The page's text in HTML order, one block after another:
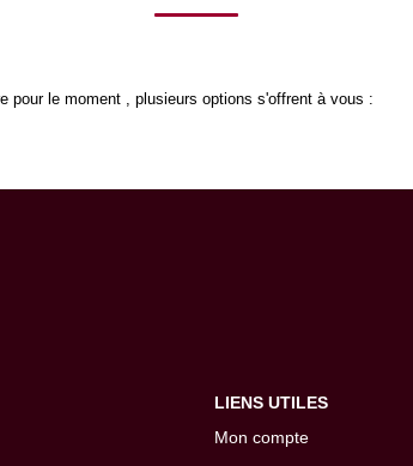
pour le moment , plusieurs options s'offrent à vous :
LIENS UTILES
Mon compte